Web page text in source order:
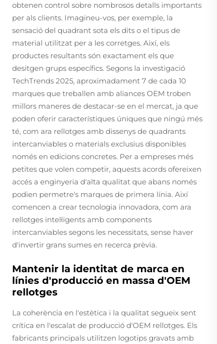
obtenen control sobre nombrosos detalls importants
per als clients. Imagineu-vos, per exemple, la
sensació del quadrant sota els dits o el tipus de
material utilitzat per a les corretges. Així, els
productes resultants són exactament els que
desitgen grups específics. Segons la investigació
TechTrends 2025, aproximadament 7 de cada 10
marques que treballen amb aliances OEM troben
millors maneres de destacar-se en el mercat, ja que
poden oferir característiques úniques que ningú més
té, com ara rellotges amb dissenys de quadrants
intercanviables o materials exclusius disponibles
només en edicions concretes. Per a empreses més
petites que volen competir, aquests acords ofereixen
accés a enginyeria d'alta qualitat que abans només
podien permetre's marques de primera línia. Així
comencen a crear tecnologia innovadora, com ara
rellotges intel·ligents amb components
intercanviables segons les necessitats, sense haver
d'invertir grans sumes en recerca prèvia.
Mantenir la identitat de marca en
línies d'producció en massa d'OEM
rellotges
La coherència en l'estètica i la qualitat segueix sent
crítica en l'escalat de producció d'OEM rellotges. Els
fabricants principals utilitzen logotips gravats amb